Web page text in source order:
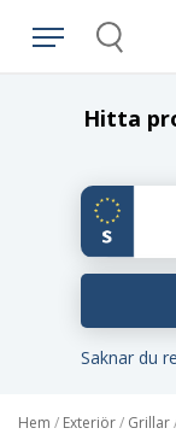
Search
Hitta
Saknar du
Hem / Exteriör/ Grillar